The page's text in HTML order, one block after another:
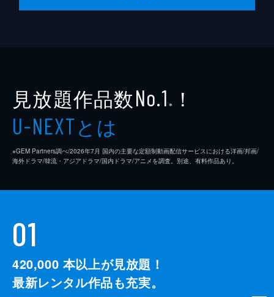
見放題作品数No.1 ※ ！
U-NEXTとは
※GEM Partners調べ/2026年7⽉ 国内の主要な定額制動画配信サービスにおける洋画/邦画/
海外ドラマ/韓流・アジアドラマ/国内ドラマ/アニメを調査。別途、有料作品あり。
01
420,000 本以上が見放題！
最新レンタル作品も充実。